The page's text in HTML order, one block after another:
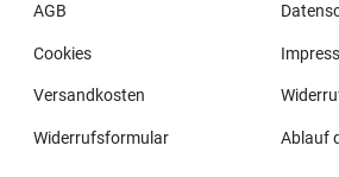
AGB
Cookies
Versandkosten
Widerrufsformular Ablauf